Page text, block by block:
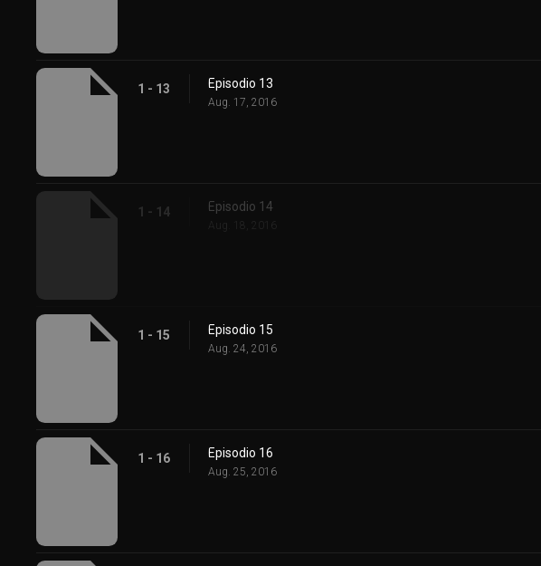
1 - 13 Episodio 13
Aug. 17, 2016
1 - 14 Episodio 14
Aug. 18, 2016
1 - 15 Episodio 15
Aug. 24, 2016
1 - 16 Episodio 16
Aug. 25, 2016